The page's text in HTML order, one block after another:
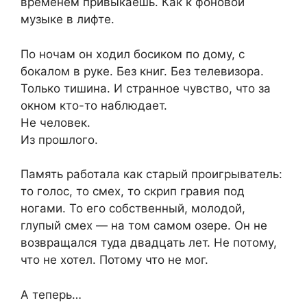
музыке в лифте.
По ночам он ходил босиком по дому, с
бокалом в руке. Без книг. Без телевизора.
Только тишина. И странное чувство, что за
окном кто-то наблюдает.
Не человек.
Из прошлого.
Память работала как старый проигрыватель:
то голос, то смех, то скрип гравия под
ногами. То его собственный, молодой,
глупый смех — на том самом озере. Он не
возвращался туда двадцать лет. Не потому,
что не хотел. Потому что не мог.
А теперь…